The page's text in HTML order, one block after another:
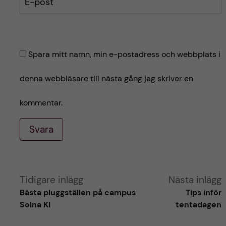
Spara mitt namn, min e-postadress och webbplats i
denna webbläsare till nästa gång jag skriver en
kommentar.
Svara
A
Tidigare inlägg
Bästa pluggställen på campus
Solna KI
Nästa inlägg
Tips inför
tentadagen